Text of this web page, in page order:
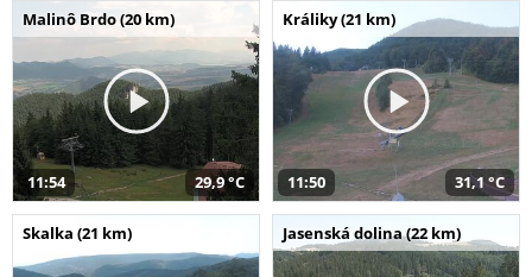
Malinô Brdo (20 km)
11:54 29,9 °C
Králiky (21 km)
11:50 31,1 °C
Skalka (21 km) Jasenská dolina (22 km)